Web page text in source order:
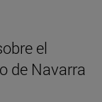
el
de Navarra